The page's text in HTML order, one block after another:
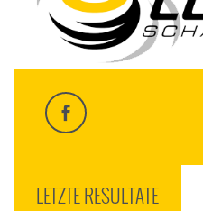
LETZTE RESULTATE